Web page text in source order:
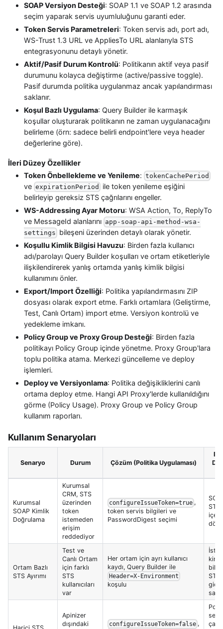
SOAP Versiyon Desteği: SOAP 1.1 ve SOAP 1.2 arasında
seçim yaparak servis uyumluluğunu garanti eder.
Token Servis Parametreleri: Token servis adı, port adı,
WS-Trust 1.3 URL ve AppliesTo URL alanlarıyla STS
entegrasyonunu detaylı yönetir.
Aktif/Pasif Durum Kontrolü: Politikanın aktif veya pasif
durumunu kolayca değiştirme (active/passive toggle).
Pasif durumda politika uygulanmaz ancak yapılandırması
saklanır.
Koşul Bazlı Uygulama: Query Builder ile karmaşık
koşullar oluşturarak politikanın ne zaman uygulanacağını
belirleme (örn: sadece belirli endpoint'lere veya header
değerlerine göre).
İleri Düzey Özellikler
Token Önbellekleme ve Yenileme: tokenCachePeriod
ve expirationPeriod
ile token yenileme eşiğini
belirleyip gereksiz STS çağrılarını engeller.
WS-Addressing Ayar Motoru: WSA Action, To, ReplyTo
ve MessageId alanlarını app-soap-api-method-wsa-
settings bileşeni üzerinden detaylı olarak yönetir.
Koşullu Kimlik Bilgisi Havuzu: Birden fazla kullanıcı
adı/parolayı Query Builder koşulları ve ortam etiketleriyle
ilişkilendirerek yanlış ortamda yanlış kimlik bilgisi
kullanımını önler.
Export/Import Özelliği: Politika yapılandırmasını ZIP
dosyası olarak export etme. Farklı ortamlara (Geliştirme,
Test, Canlı Ortam) import etme. Versiyon kontrolü ve
yedekleme imkanı.
Policy Group ve Proxy Group Desteği: Birden fazla
politikayı Policy Group içinde yönetme. Proxy Group'lara
toplu politika atama. Merkezi güncelleme ve deploy
işlemleri.
Deploy ve Versiyonlama: Politika değişikliklerini canlı
ortama deploy etme. Hangi API Proxy'lerde kullanıldığını
görme (Policy Usage). Proxy Group ve Policy Group
kullanım raporları.
Kullanım Senaryoları
Senaryo Durum Çözüm (Politika Uygulaması)
Kurumsal
SOAP Kimlik
Doğrulama
Kurumsal
CRM, STS
üzerinden
token
istemeden
erişim
reddediyor
configureIssueToken=true ,
token servis bilgileri ve
PasswordDigest seçimi
STS
Ortam Bazlı
STS Ayırımı
Test ve
Canlı Ortam
için farklı
STS
kullanıcıları
var
Her ortam için ayrı kullanıcı
kaydı, Query Builder ile
Header=X-Environment
koşulu
Apinizer
dışındaki
configureIssueToken=false ,